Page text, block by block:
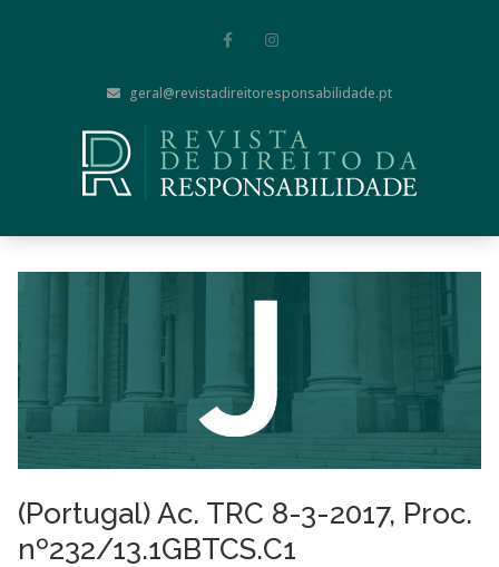
geral@revistadireitoresponsabilidade.pt
(Portugal) Ac. TRC 8-3-2017, Proc.
nº232/13.1GBTCS.C1